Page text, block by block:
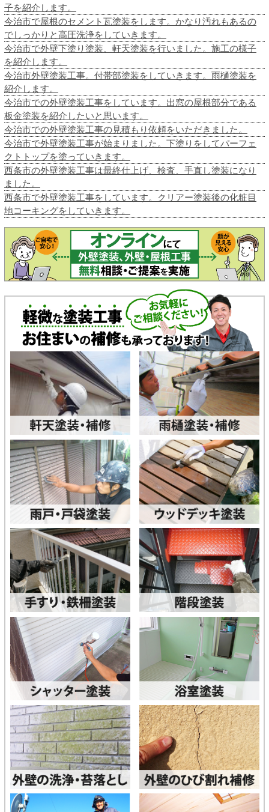
子を紹介します。
今治市で屋根のセメント瓦塗装をします。かなり汚れもあるの
でしっかりと高圧洗浄をしていきます。
今治市で外壁下塗り塗装、軒天塗装を行いました。施工の様子
を紹介します。
今治市外壁塗装工事。付帯部塗装をしていきます。雨樋塗装を
紹介します。
今治市での外壁塗装工事をしています。出窓の屋根部分である
板金塗装を紹介したいと思います。
今治市での外壁塗装工事の見積もり依頼をいただきました。
今治市で外壁塗装工事が始まりました。下塗りをしてパーフェ
クトトップを塗っていきます。
西条市の外壁塗装工事は最終仕上げ、検査、手直し塗装になり
ました。
西条市で外壁塗装工事をしています。クリアー塗装後の化粧目
地コーキングをしていきます。